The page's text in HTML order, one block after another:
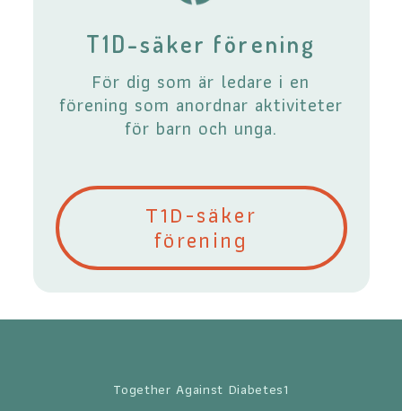
T1D-säker förening
För dig som är ledare i en
förening som anordnar aktiviteter
för barn och unga.
T1D-säker
förening
Together Against Diabetes1